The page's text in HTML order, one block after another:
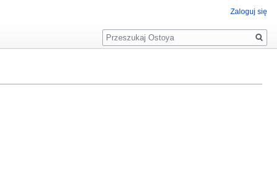
Zaloguj się
Szukaj